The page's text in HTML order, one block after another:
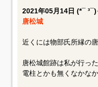
2021年05月14日 (*¯ ³¯)
唐松城
近くには物部氏所縁の
唐松城館跡は私が行っ
電柱とかも無くなかな